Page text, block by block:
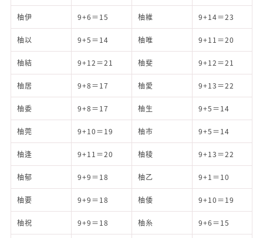
柚伊 9+6＝15 柚維 9+14＝23
柚以 9+5＝14 柚唯 9+11＝20
柚結 9+12＝21 柚斐 9+12＝21
柚居 9+8＝17 柚愛 9+13＝22
柚委 9+8＝17 柚生 9+5＝14
柚莞 9+10＝19 柚市 9+5＝14
柚逢 9+11＝20 柚稜 9+13＝22
柚郁 9+9＝18 柚乙 9+1＝10
柚要 9+9＝18 柚倭 9+10＝19
柚祝 9+9＝18 柚糸 9+6＝15